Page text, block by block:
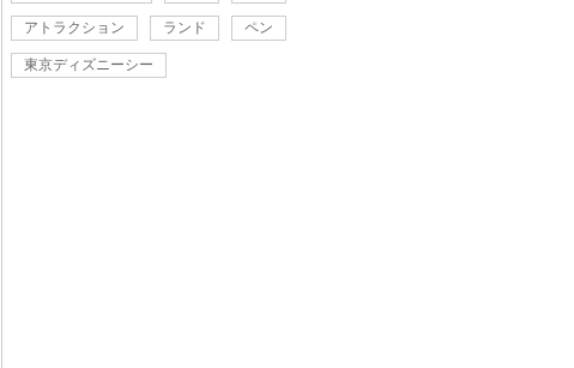
アトラクション ランド ペン
東京ディズニーシー